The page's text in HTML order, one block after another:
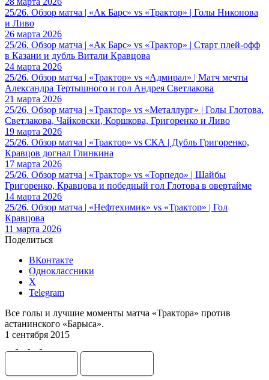
25/26. Обзор матча | «Ак Барс» vs «Трактор» | Голы Никонова
и Ливо
26 марта 2026
25/26. Обзор матча | «Ак Барс» vs «Трактор» | Старт плей-офф
в Казани и дубль Витали Кравцова
24 марта 2026
25/26. Обзор матча | «Трактор» vs «Адмирал» | Матч мечты
Александра Тертышного и гол Андрея Светлакова
21 марта 2026
25/26. Обзор матча | «Трактор» vs «Металлург» | Голы Глотова,
Светлакова, Чайковски, Коршкова, Григоренко и Ливо
19 марта 2026
25/26. Обзор матча | «Трактор» vs СКА | Дубль Григоренко,
Кравцов догнал Глинкина
17 марта 2026
25/26. Обзор матча | «Трактор» vs «Торпедо» | Шайбы
Григоренко, Кравцова и победный гол Глотова в овертайме
14 марта 2026
25/26. Обзор матча | «Нефтехимик» vs «Трактор» | Гол
Кравцова
11 марта 2026
Поделиться
ВКонтакте
Одноклассники
X
Telegram
Все голы и лучшие моменты матча «Трактора» против
астанинского «Барыса».
1 сентября 2015